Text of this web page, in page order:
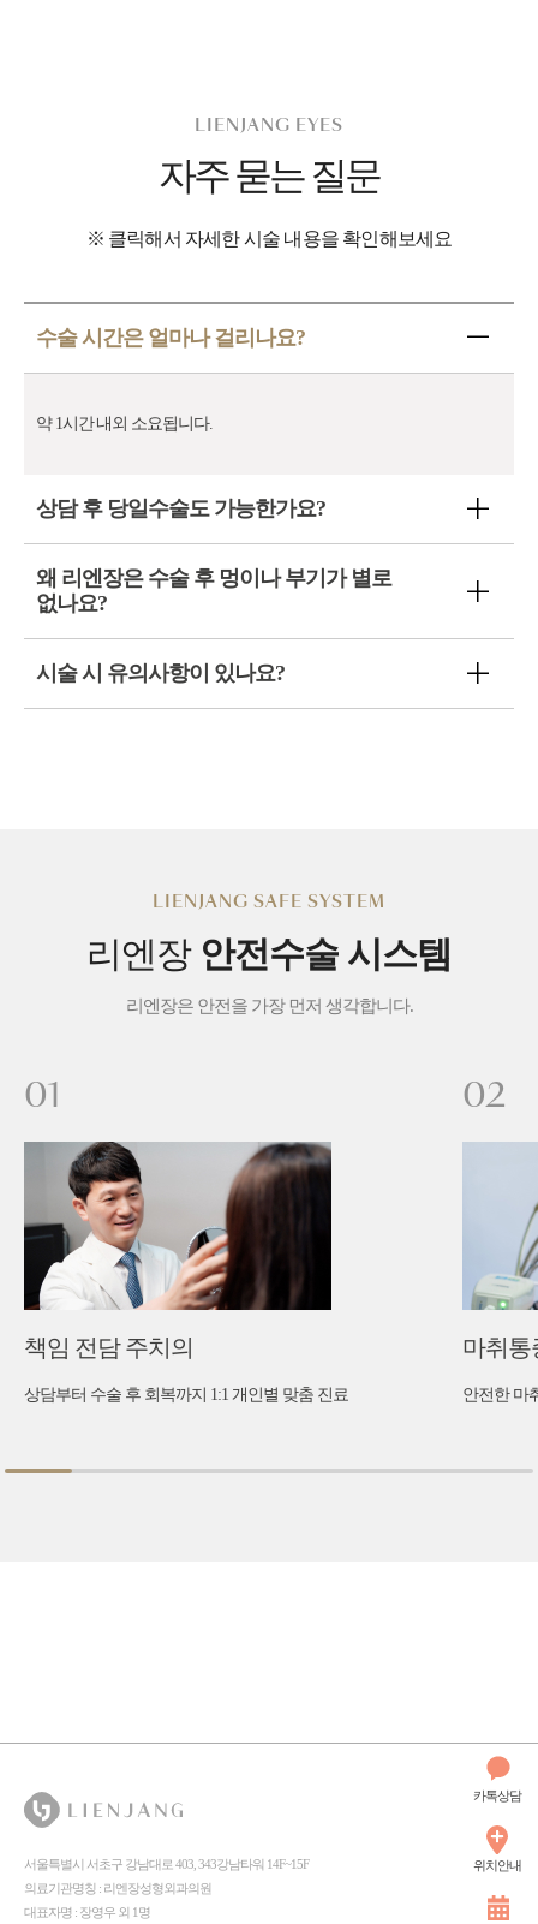
카톡상담
위치안내
LIENJANG EYES
자주 묻는 질문
※ 클릭해서 자세한 시술 내용을 확인해보세요
수술 시간은 얼마나 걸리나요?
약 1시간 내외 소요됩니다.
상담 후 당일수술도 가능한가요?
왜 리엔장은 수술 후 멍이나 부기가 별로
없나요?
시술 시 유의사항이 있나요?
LIENJANG SAFE SYSTEM
리엔장 안전수술 시스템
리엔장은 안전을 가장 먼저 생각합니다.
01
책임 전담 주치의
상담부터 수술 후 회복까지 1:1 개인별 맞춤 진료
02
마취통
안전한 마
서울특별시 서초구 강남대로 403, 343강남타워 14F~15F
의료기관명칭 : 리엔장성형외과의원
대표자명 : 장영우 외 1명